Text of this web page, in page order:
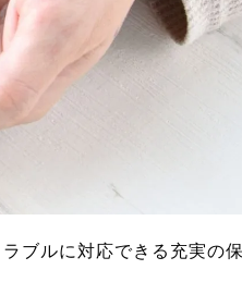
ブルに対応できる充実の